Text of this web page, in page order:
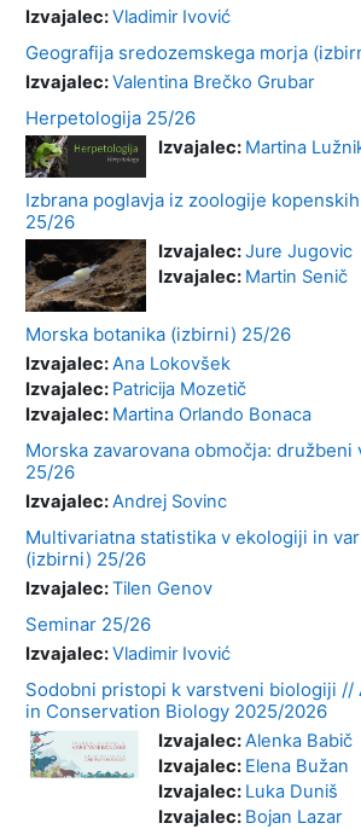
Izvajalec:Vladimir Ivović
Geografija sredozemskega morja
Izvajalec:Valentina Brečko Grubar
Herpetologija 25/26
Izvajalec: Martina
Izbrana poglavja iz zoologije
25/26
Izvajalec:Jure Jugovic
Izvajalec: Martin Senič
Morska botanika (izbirni) 25/26
Izvajalec:Ana Lokovšek
Izvajalec: Patricija Mozetič
Izvajalec: Martina Orlando Bonaca
Morska zavarovana območja:
25/26
Izvajalec:Andrej Sovinc
Multivariatna statistika v ekologiji in
(izbirni) 25/26
Izvajalec:Tilen Genov
Seminar 25/26
Izvajalec:Vladimir Ivović
Sodobni pristopi k varstveni biologiji //
in Conservation Biology 2025/2026
Izvajalec:Alenka Babič
Izvajalec: Elena Bužan
Izvajalec: Luka Duniš
Izvajalec: Bojan Lazar